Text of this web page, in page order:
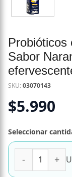
Probióticos
Sabor
SKU:03070143
$5.990
Seleccionar